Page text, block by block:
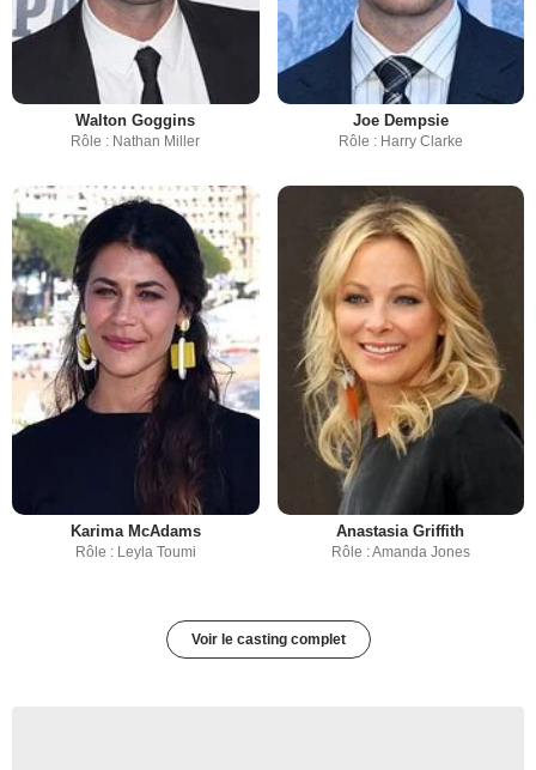
Walton Goggins
Rôle : Nathan Miller
Joe Dempsie
Rôle : Harry Clarke
Karima McAdams
Rôle : Leyla Toumi
Anastasia Griffith
Rôle : Amanda Jones
Voir le casting complet